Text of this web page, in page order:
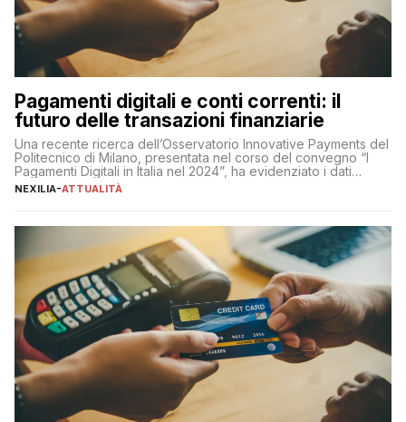
Pagamenti digitali e conti correnti: il
futuro delle transazioni finanziarie
Una recente ricerca dell’Osservatorio Innovative Payments del
Politecnico di Milano, presentata nel corso del convegno “I
Pagamenti Digitali in Italia nel 2024”, ha evidenziato i dati
definitivi del primo semestre 2024 relativamente alle
NEXILIA-ATTUALITÀ